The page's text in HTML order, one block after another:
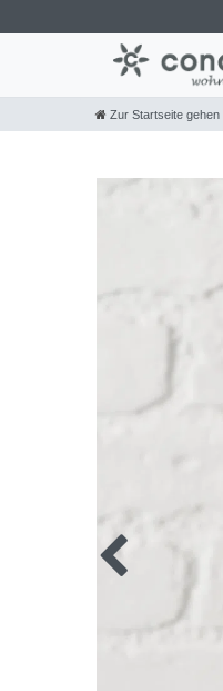
Zur Startseite gehen